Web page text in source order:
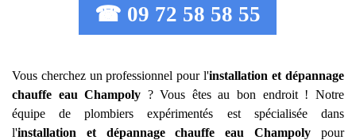
☎ 09 72 58 58 55
Vous cherchez un professionnel pour l'installation et dépannage
chauffe eau Champoly ? Vous êtes au bon endroit ! Notre
équipe de plombiers expérimentés est spécialisée dans
l'installation et dépannage chauffe eau Champolypour